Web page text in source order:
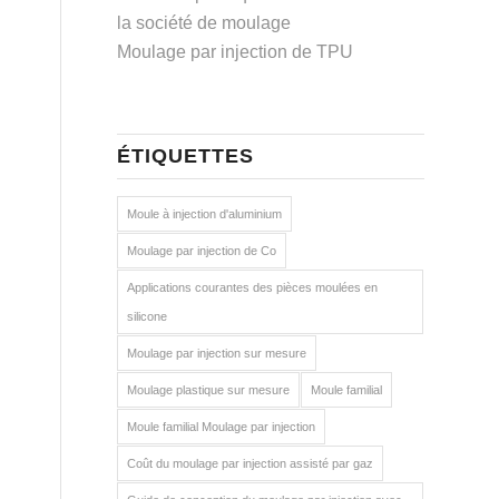
la société de moulage
Moulage par injection de TPU
ÉTIQUETTES
Moule à injection d'aluminium
Moulage par injection de Co
Applications courantes des pièces moulées en
silicone
Moulage par injection sur mesure
Moulage plastique sur mesure Moule familial
Moule familial Moulage par injection
Coût du moulage par injection assisté par gaz